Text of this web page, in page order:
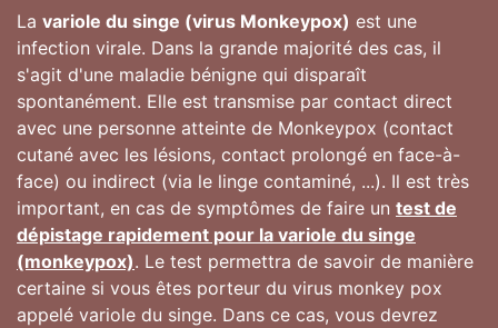
La variole du singe (virus Monkeypox) est une
infection virale. Dans la grande majorité des cas, il
s'agit d'une maladie bénigne qui disparaît
spontanément. Elle est transmise par contact direct
avec une personne atteinte de Monkeypox (contact
cutané avec les lésions, contact prolongé en face-à-
face) ou indirect (via le linge contaminé, ...). Il est très
important, en cas de symptômes de faire un test de
dépistage rapidement pour la variole du singe
(monkeypox). Le test permettra de savoir de manière
certaine si vous êtes porteur du virus monkey pox
appelé variole du singe. Dans ce cas, vous devrez